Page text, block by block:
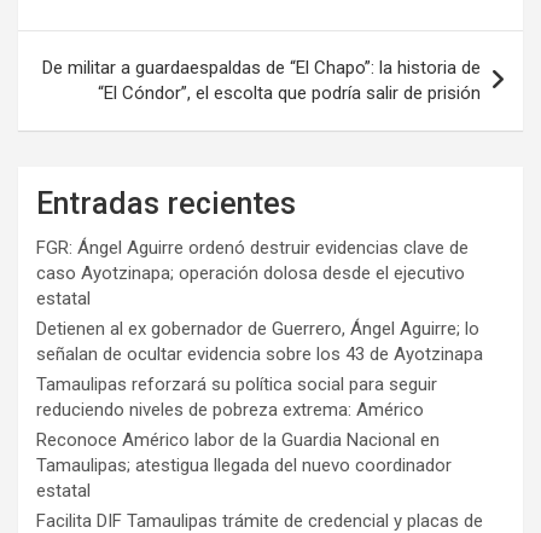
De militar a guardaespaldas de “El Chapo”: la historia de
“El Cóndor”, el escolta que podría salir de prisión
Entradas recientes
FGR: Ángel Aguirre ordenó destruir evidencias clave de
caso Ayotzinapa; operación dolosa desde el ejecutivo
estatal
Detienen al ex gobernador de Guerrero, Ángel Aguirre; lo
señalan de ocultar evidencia sobre los 43 de Ayotzinapa
Tamaulipas reforzará su política social para seguir
reduciendo niveles de pobreza extrema: Américo
Reconoce Américo labor de la Guardia Nacional en
Tamaulipas; atestigua llegada del nuevo coordinador
estatal
Facilita DIF Tamaulipas trámite de credencial y placas de